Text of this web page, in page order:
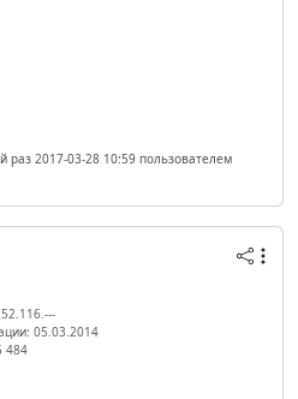
раз 2017-03-28 10:59 пользователем
05.03.2014
484